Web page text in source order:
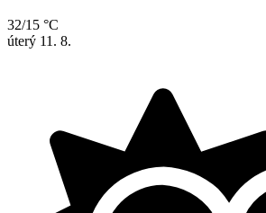
32/15 °C
úterý 11. 8.